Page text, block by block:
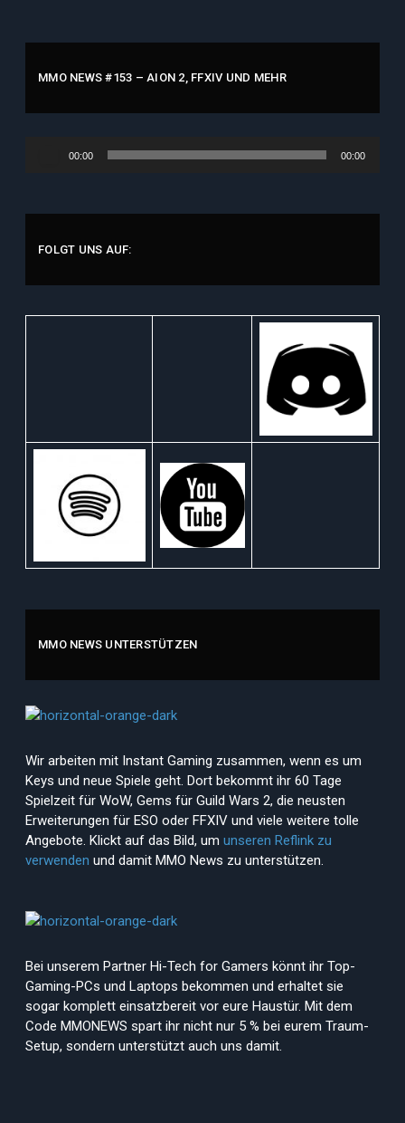
MMO NEWS #153 – AION 2, FFXIV UND MEHR
00:00 00:00
FOLGT UNS AUF:
MMO NEWS UNTERSTÜTZEN
Wir arbeiten mit Instant Gaming zusammen, wenn es um
Keys und neue Spiele geht. Dort bekommt ihr 60 Tage
Spielzeit für WoW, Gems für Guild Wars 2, die neusten
Erweiterungen für ESO oder FFXIV und viele weitere tolle
Angebote. Klickt auf das Bild, um unseren Reflink zu
verwenden und damit MMO News zu unterstützen.
Bei unserem Partner Hi-Tech for Gamers könnt ihr Top-
Gaming-PCs und Laptops bekommen und erhaltet sie
sogar komplett einsatzbereit vor eure Haustür. Mit dem
Code MMONEWS spart ihr nicht nur 5 % bei eurem Traum-
Setup, sondern unterstützt auch uns damit.